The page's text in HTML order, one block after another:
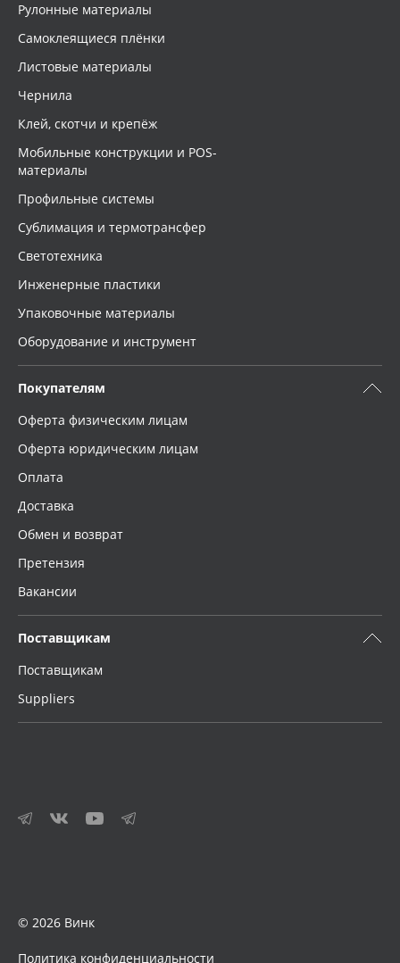
Рулонные материалы
Самоклеящиеся плёнки
Листовые материалы
Чернила
Клей, скотчи и крепёж
Мобильные конструкции и POS-
материалы
Профильные системы
Сублимация и термотрансфер
Светотехника
Инженерные пластики
Упаковочные материалы
Оборудование и инструмент
Покупателям
Оферта физическим лицам
Оферта юридическим лицам
Оплата
Доставка
Обмен и возврат
Претензия
Вакансии
Поставщикам
Поставщикам
Suppliers
© 2026 Винк
Политика конфиденциальности